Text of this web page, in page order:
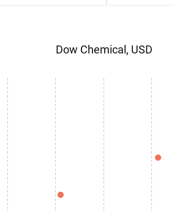
Dow Chemical, USD